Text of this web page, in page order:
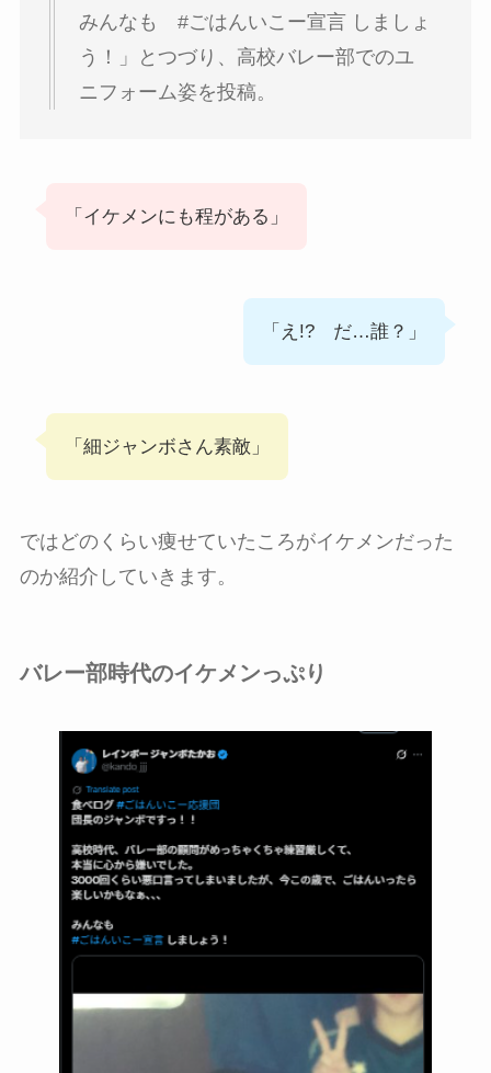
みんなも #ごはんいこー宣言 しましょ
う！」とつづり、高校バレー部でのユ
ニフォーム姿を投稿。
「イケメンにも程がある」
「え!? だ…誰？」
「細ジャンボさん素敵」
ではどのくらい痩せていたころがイケメンだった
のか紹介していきます。
バレー部時代のイケメンっぷり